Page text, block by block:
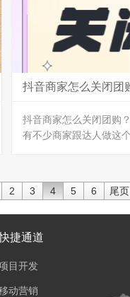
甚至会被删除。因此，
检查一下您的视频是否
等待审核...
抖音商家怎么关闭团
抖音商家怎么关闭团购
有不少商家跟达人做这
第一步：点击打开抖音
【我】。
第二步：点击进入个人
第三步：关闭团购达人
2 3 4 5 6 尾页
捷通道
目开发
动营销